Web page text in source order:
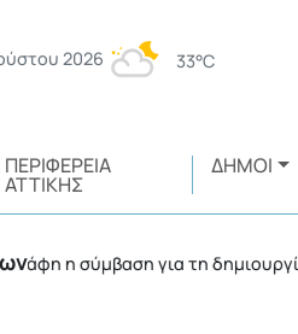
2026 33°C
ΠΕΡΙΦΈΡΕΙΑ
ΑΤΤΙΚΉΣ
ΔΉΜΟΙ
σύμβαση για τη δημιουργία του